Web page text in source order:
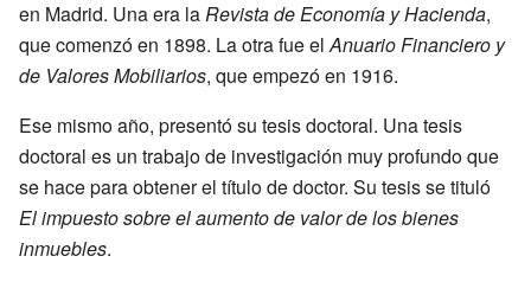
en Madrid. Una era laRevista de Economía y Hacienda,
que comenzó en 1898. La otra fue elAnuario Financiero y
de Valores Mobiliarios, que empezó en 1916.
Ese mismo año, presentó su tesis doctoral. Una tesis
doctoral es un trabajo de investigación muy profundo que
se hace para obtener el título de doctor. Su tesis se tituló
El impuesto sobre el aumento de valor de los bienes
inmuebles.